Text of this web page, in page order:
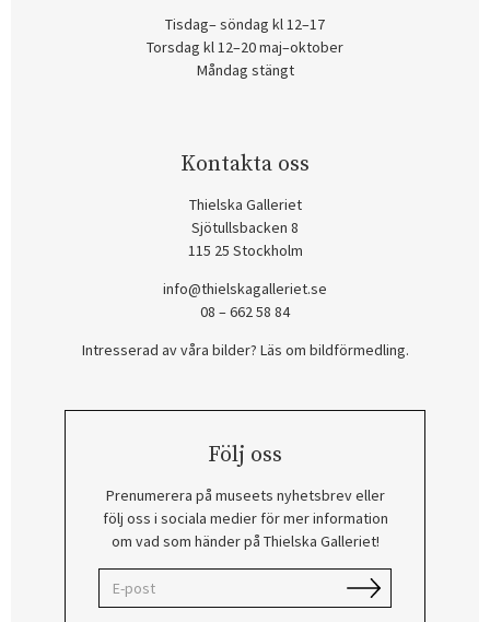
Tisdag– söndag kl 12–17
Torsdag kl 12–20 maj–oktober
Måndag stängt
Kontakta oss
Thielska Galleriet
Sjötullsbacken 8
115 25 Stockholm
info@thielskagalleriet.se
08 – 662 58 84
Intresserad av våra bilder? Läs om bildförmedling.
Följ oss
Prenumerera på museets nyhetsbrev eller
följ oss i sociala medier för mer information
om vad som händer på Thielska Galleriet!